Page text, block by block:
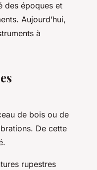
des époques et
Aujourd’hui,
à
de bois ou de
De cette
rupestres